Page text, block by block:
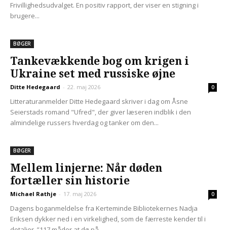
Frivillighedsudvalget. En positiv rapport, der viser en stigning i
brugere...
BØGER
Tankevækkende bog om krigen i
Ukraine set med russiske øjne
Ditte Hedegaard - 22. maj 2026 0
Litteraturanmelder Ditte Hedegaard skriver i dag om Åsne
Seierstads romand "Ufred", der giver læseren indblik i den
almindelige russers hverdag og tanker om den...
BØGER
Mellem linjerne: Når døden
fortæller sin historie
Michael Rathje - 17. maj 2026 0
Dagens boganmeldelse fra Kerteminde Bibliotekernes Nadja
Eriksen dykker ned i en virkelighed, som de færreste kender til i